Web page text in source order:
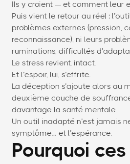
Ils y croient — et comment leur
Puis vient le retour au réel :
problèmes externes (pression,
reconnaissance), ni leurs
ruminations, difficultés
Le stress revient, intact.
Et l’espoir, lui, s’effrite.
La déception s’ajoute alors au
deuxième couche de
davantage la santé mentale.
Un outil inadapté n’est jamais
symptôme… et l’espérance.
Pourquoi